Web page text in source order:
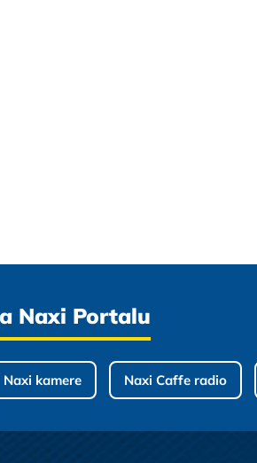
Naxi Portalu
Naxi kamere Naxi Caffe radio